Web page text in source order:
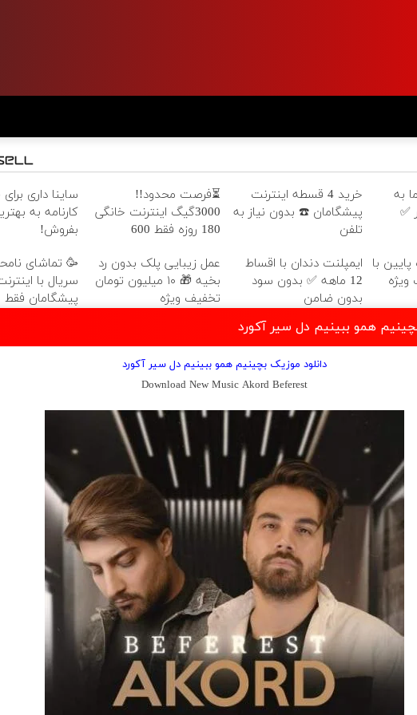
به
✅
خرید 4 قسطه اینترنت
پیشگامان ☎️ بدون نیاز به
تلفن
⏳فرصت محدود!!
3000گیگ اینترنت خانگی
180 روزه فقط 600
ساینا داری
کارنامه به
بفروش!
با
ویژه
ایمپلنت دندان با اقساط
12 ماهه ✅ بدون سود
بدون ضامن
عمل زیبایی پلک بدون رد
بخیه 🎁 ۱۰ میلیون تومان
تخفیف ویژه
🥳 تماشای
سریال با
پیشگامان فقط
همو ببینیم دل سیر آکورد
دانلود موزیک بچینیم همو ببینیم دل سیر آکورد
Download New Music Akord Beferest